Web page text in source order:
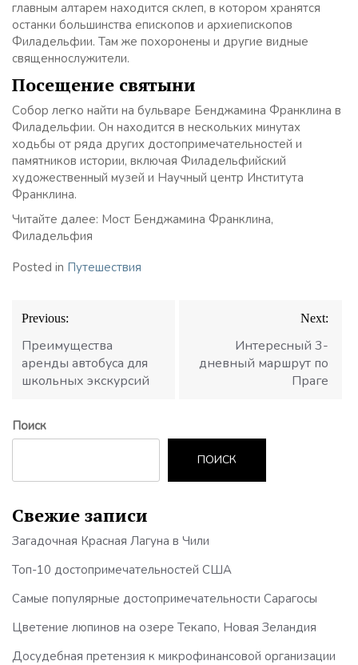
главным алтарем находится склеп, в котором хранятся
останки большинства епископов и архиепископов
Филадельфии. Там же похоронены и другие видные
священнослужители.
Посещение святыни
Собор легко найти на бульваре Бенджамина Франклина в
Филадельфии. Он находится в нескольких минутах
ходьбы от ряда других достопримечательностей и
памятников истории, включая Филадельфийский
художественный музей и Научный центр Института
Франклина.
Читайте далее: Мост Бенджамина Франклина,
Филадельфия
Posted in Путешествия
Навигация
по
записям
Previous:
Преимущества
аренды автобуса для
школьных экскурсий
Next:
Интересный 3-
дневный маршрут по
Праге
Поиск
ПОИСК
Свежие записи
Загадочная Красная Лагуна в Чили
Топ-10 достопримечательностей США
Самые популярные достопримечательности Сарагосы
Цветение люпинов на озере Текапо, Новая Зеландия
Досудебная претензия к микрофинансовой организации